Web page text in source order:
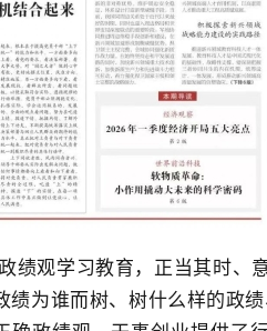
绩观学习教育，正当其时、
为谁而树、树什么样的政